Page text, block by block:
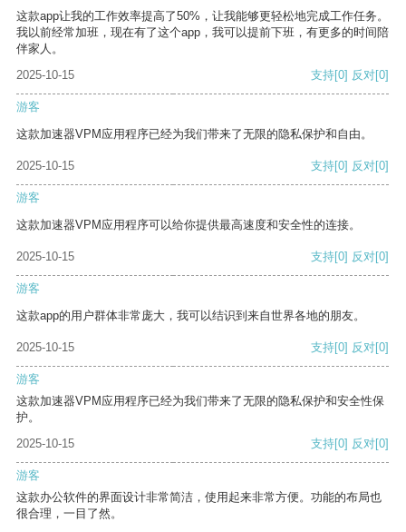
这款app让我的工作效率提高了50%，让我能够更轻松地完成工作任务。
我以前经常加班，现在有了这个app，我可以提前下班，有更多的时间陪
伴家人。
2025-10-15
支持[0] 反对[0]
游客
这款加速器VPM应用程序已经为我们带来了无限的隐私保护和自由。
2025-10-15 支持[0] 反对[0]
游客
这款加速器VPM应用程序可以给你提供最高速度和安全性的连接。
2025-10-15 支持[0] 反对[0]
游客
这款app的用户群体非常庞大，我可以结识到来自世界各地的朋友。
2025-10-15 支持[0] 反对[0]
游客
这款加速器VPM应用程序已经为我们带来了无限的隐私保护和安全性保
护。
2025-10-15
支持[0] 反对[0]
游客
这款办公软件的界面设计非常简洁，使用起来非常方便。功能的布局也
很合理，一目了然。